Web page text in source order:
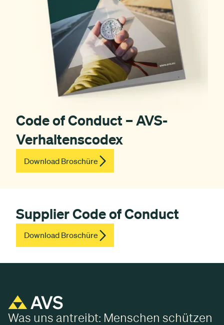
Code of Conduct – AVS-
Verhaltens­codex
Download Broschüre
Supplier Code of Conduct
Download Broschüre
Was uns antreibt: Menschen schützen